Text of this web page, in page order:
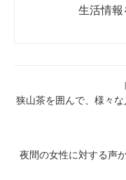
生活情報
狭山茶を囲んで、様々
夜間の女性に対する声